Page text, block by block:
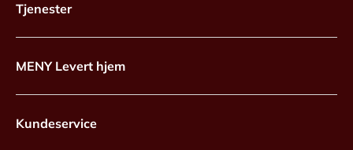
Tjenester
MENY Levert hjem
Kundeservice